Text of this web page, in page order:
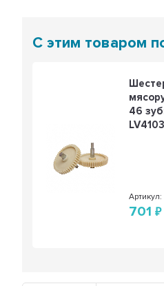
С этим товаром
46
Артикул:
701